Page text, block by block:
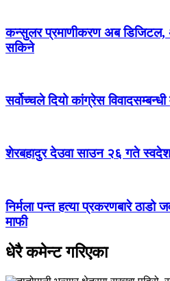
कन्सुलर प्रमाणीकरण अब
सकिने
सर्वोच्चले दियो कांग्रेस
शेरबहादुर देउवा साउन २६ गते
निर्मला पन्त हत्या प्रकरणबारे ठाडो
माफी
धेरै कमेन्ट गरिएका